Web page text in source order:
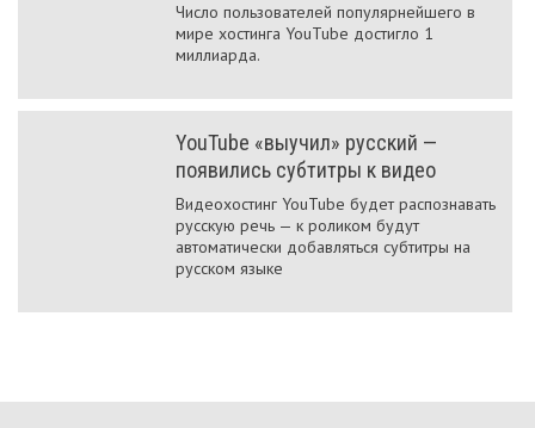
Число пользователей популярнейшего в
мире хостинга YouTube достигло 1
миллиарда.
YouTube «выучил» русский —
появились субтитры к видео
Видеохостинг YouTube будет распознавать
русскую речь — к роликом будут
автоматически добавляться субтитры на
русском языке